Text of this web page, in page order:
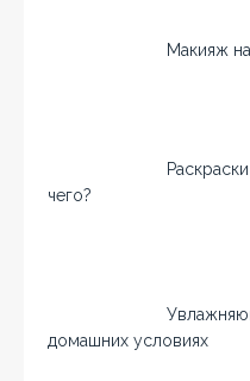
Макияж
чего?
домашних условиях